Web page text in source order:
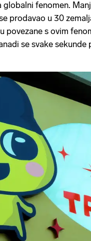
globalni fenomen.
prodavao u 30
povezane s ovim
se svake sekunde